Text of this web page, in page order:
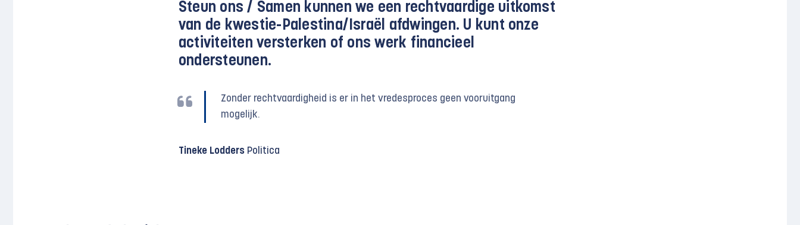
Steun ons / Samen kunnen we een rechtvaardige uitkomst
van de kwestie-Palestina/Israël afdwingen. U kunt onze
activiteiten versterken of ons werk financieel
ondersteunen.
Zonder rechtvaardigheid is er in het vredesproces geen vooruitgang
mogelijk.
Tineke Lodders Politica